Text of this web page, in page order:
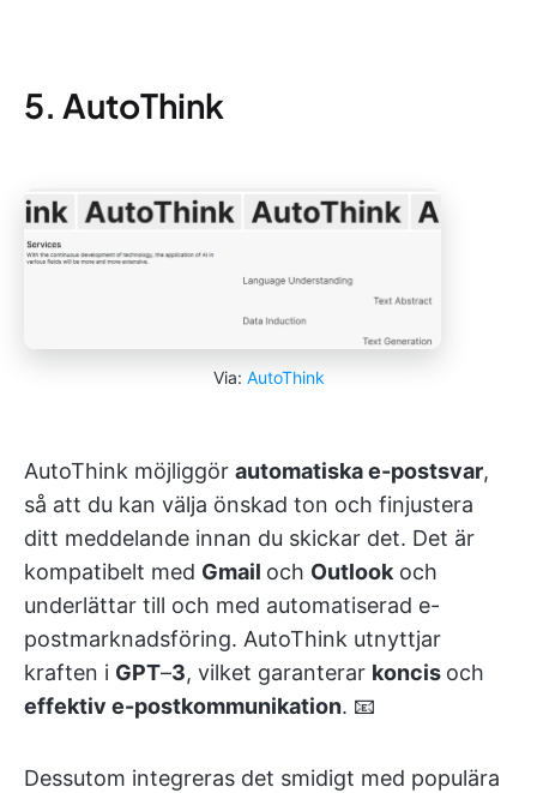
5. AutoThink
Via: AutoThink
AutoThink möjliggör automatiska e-postsvar,
så att du kan välja önskad ton och finjustera
ditt meddelande innan du skickar det. Det är
kompatibelt med Gmail och Outlookoch
underlättar till och med automatiserad e-
postmarknadsföring. AutoThink utnyttjar
kraften i GPT–3, vilket garanterar koncis och
effektiv e-postkommunikation. 📧
Dessutom integreras det smidigt med populära